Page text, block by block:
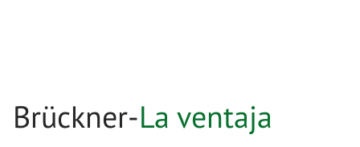
Brückner-La ventaja